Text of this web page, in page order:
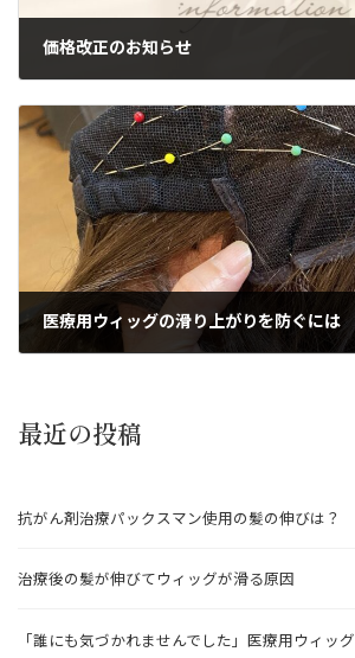
価格改正のお知らせ
医療用ウィッグの滑り上がりを防ぐには
最近の投稿
抗がん剤治療パックスマン使用の髪の伸びは？
治療後の髪が伸びてウィッグが滑る原因
「誰にも気づかれませんでした」医療用ウィッグ